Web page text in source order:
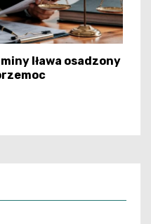
Iława osadzony